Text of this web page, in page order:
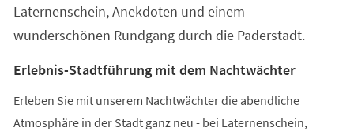
Laternenschein, Anekdoten und einem
wunderschönen Rundgang durch die Paderstadt.
Erlebnis-Stadtführung mit dem Nachtwächter
Erleben Sie mit unserem Nachtwächter die abendliche
Atmosphäre in der Stadt ganz neu - bei Laternenschein,